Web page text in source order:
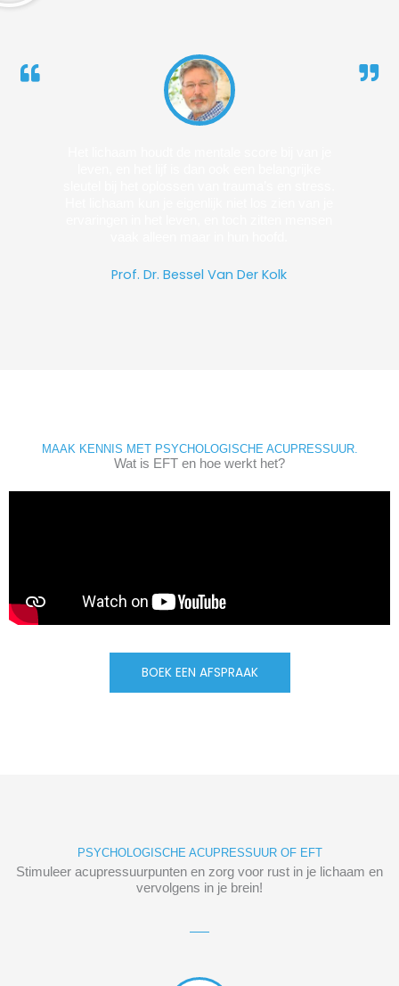
Prof. Dr. Bessel Van Der Kolk
MAAK KENNIS MET PSYCHOLOGISCHE ACUPRESSUUR.
Wat is EFT en hoe werkt het?
BOEK EEN AFSPRAAK
PSYCHOLOGISCHE ACUPRESSUUR OF EFT
Stimuleer acupressuurpunten en zorg voor rust in je lichaam en
vervolgens in je brein!